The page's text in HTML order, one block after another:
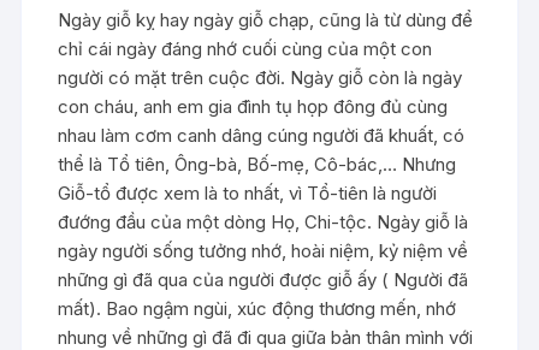
Ngày giỗ kỵ hay ngày giỗ chạp, cũng là từ dùng để
chỉ cái ngày đáng nhớ cuối cùng của một con
người có mặt trên cuộc đời. Ngày giỗ còn là ngày
con cháu, anh em gia đình tụ họp đông đủ cùng
nhau làm cơm canh dâng cúng người đã khuất, có
thể là Tổ tiên, Ông-bà, Bố-mẹ, Cô-bác,… Nhưng
Giỗ-tổ được xem là to nhất, vì Tổ-tiên là người
đướng đầu của một dòng Họ, Chi-tộc. Ngày giỗ là
ngày người sống tưởng nhớ, hoài niệm, kỷ niệm về
những gì đã qua của người được giỗ ấy ( Người đã
mất). Bao ngậm ngùi, xúc động thương mến, nhớ
nhung về những gì đã đi qua giữa bản thân mình với